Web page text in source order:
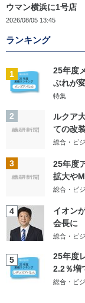
ウマン横浜に1号店
2026/08/05 13:45
ランキング
1
25年度
ぶれが
特集
2
ルクア
ての改
総合・ビ
3
25年度
拡大や
総合・ビ
4
イオン
会長に
総合・ビ
5
25年度
2.2％増
総合・ビ